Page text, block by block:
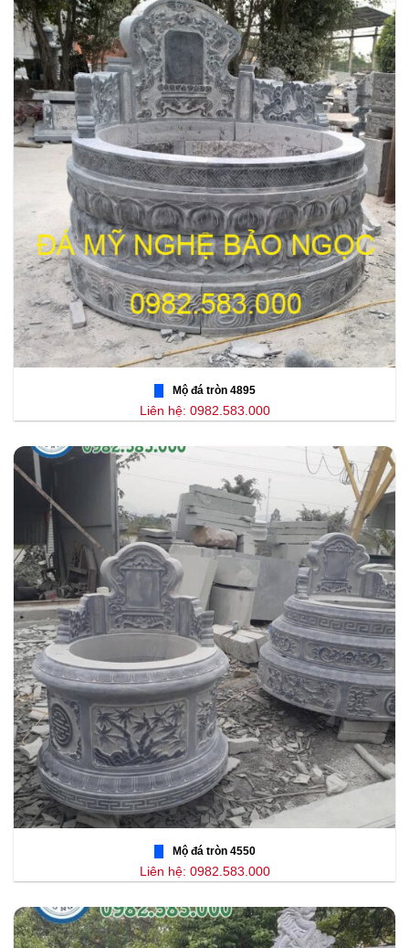
Mộ đá tròn 4895
Liên hệ: 0982.583.000
Mộ đá tròn 4550
Liên hệ: 0982.583.000